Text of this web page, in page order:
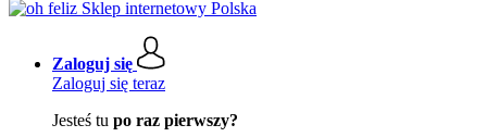
Zaloguj się
Zaloguj się teraz
Jesteś tu po raz pierwszy?